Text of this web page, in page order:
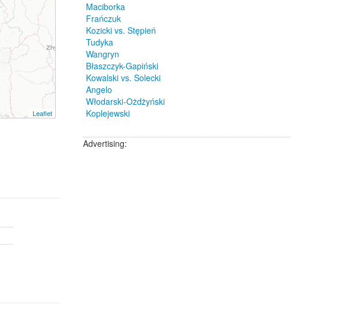
Leaflet
Maciborka
Frańczuk
Kozicki vs. Stępień
Tudyka
Wangryn
Błaszczyk-Gapiński
Kowalski vs. Solecki
Angelo
Włodarski-Ożdżyński
Koplejewski
Advertising: